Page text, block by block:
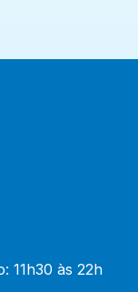
11h30 às 22h